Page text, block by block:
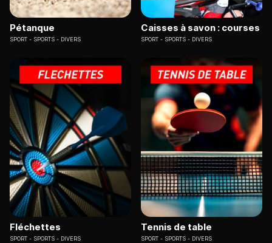
Pétanque
SPORT SPORTS - DIVERS
Caisses à savon : courses
SPORT SPORTS - DIVERS
Fléchettes
SPORT SPORTS - DIVERS
Tennis de table
SPORT SPORTS - DIVERS